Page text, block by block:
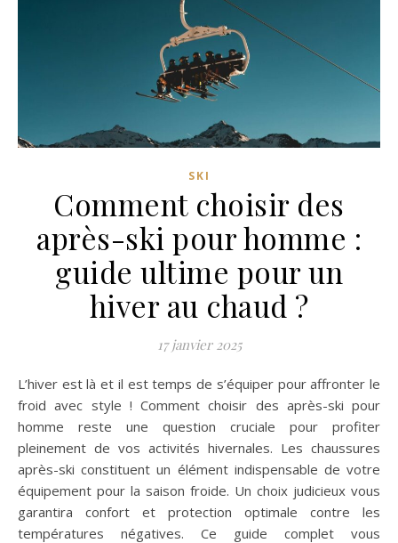
SKI
Comment choisir des
après-ski pour homme :
guide ultime pour un
hiver au chaud ?
17 janvier 2025
L’hiver est là et il est temps de s’équiper pour affronter le
froid avec style ! Comment choisir des après-ski pour
homme reste une question cruciale pour profiter
pleinement de vos activités hivernales. Les chaussures
après-ski constituent un élément indispensable de votre
équipement pour la saison froide. Un choix judicieux vous
garantira confort et protection optimale contre les
températures négatives. Ce guide complet vous